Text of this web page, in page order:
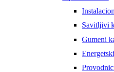
Savitljivi
Gumeni